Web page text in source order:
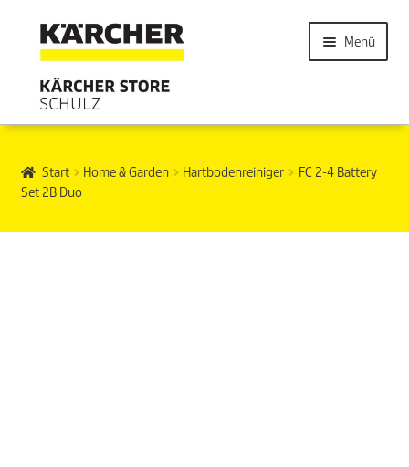
Menü
Start Home & Garden Hartbodenreiniger
FC 2-4 Battery
Set 2B Duo